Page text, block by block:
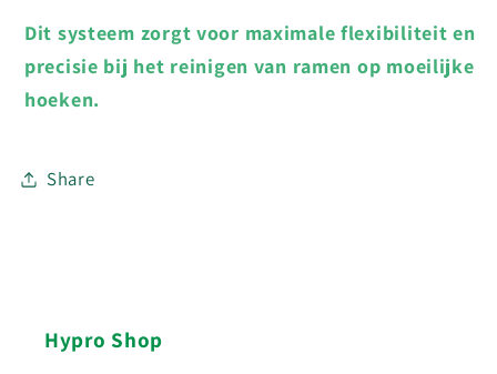
Dit systeem zorgt voor maximale flexibiliteit en
precisie bij het reinigen van ramen op moeilijke
hoeken.
Share
Hypro Shop